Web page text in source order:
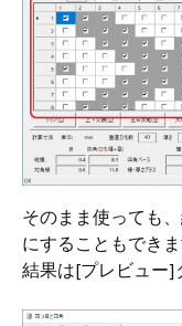
そのまま使っても
にすることもできま
結果は[プレビュー]